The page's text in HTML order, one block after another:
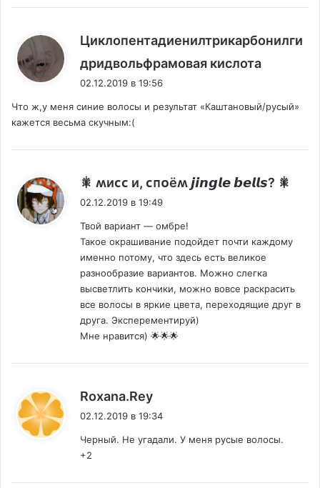
Циклопентадиенилтрикарбонилги
дридвольфрамовая кислота
02.12.2019 в 19:56
Что ж,у меня синие волосы и результат «Каштановый/русый»
кажется весьма скучным:(
🎇 ʍиᴄᴄ и, ᴄᴨᴏёʍ 𝙟𝙞𝙣𝙜𝙡𝙚 𝙗𝙚𝙡𝙡𝙨? 🎇
02.12.2019 в 19:49
Твой вариант — омбре!
Такое окрашивание подойдет почти каждому
именно потому, что здесь есть великое
разнообразие вариантов. Можно слегка
высветлить кончики, можно вовсе раскрасить
все волосы в яркие цвета, переходящие друг в
друга. Эксперементируй)
Мне нравится) 🌟🌟🌟
Roxana.Rey
02.12.2019 в 19:34
Черный. Не угадали. У меня русые волосы.
+2